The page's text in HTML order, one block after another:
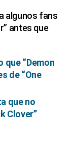
algunos fans
antes que
que “Demon
de “One
que no
Clover”